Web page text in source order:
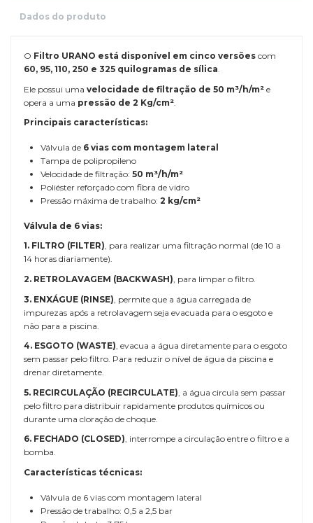
Dados do produto
O Filtro URANO está disponível em cinco versões com
60, 95, 110, 250 e 325 quilogramas de sílica.
Ele possui uma velocidade de filtração de 50 m³/h/m² e
opera a uma pressão de 2 Kg/cm²
Principais características:
Válvula de 6 vias com montagem lateral
Tampa de polipropileno
Velocidade de filtração: 50 m³/h/m²
Poliéster reforçado com fibra de vidro
Pressão máxima de trabalho: 2 kg/cm²
Válvula de 6 vias:
1. FILTRO (FILTER), para realizar uma filtração normal (de 10 a
14 horas diariamente).
2. RETROLAVAGEM (BACKWASH) , para limpar o filtro.
3. ENXÁGUE (RINSE) , permite que a água carregada de
impurezas após a retrolavagem seja evacuada para o esgoto e
não para a piscina.
4. ESGOTO (WASTE), evacua a água diretamente para o esgoto
sem passar pelo filtro. Para reduzir o nível de água da piscina e
drenar diretamente.
5. RECIRCULAÇÃO (RECIRCULATE) , a água circula sem passar
pelo filtro para distribuir rapidamente produtos químicos ou
durante uma cloração de choque.
6. FECHADO (CLOSED), interrompe a circulação entre o filtro e a
bomba.
Características técnicas:
Válvula de 6 vias com montagem lateral
Pressão de trabalho: 0,5 a 2,5 bar